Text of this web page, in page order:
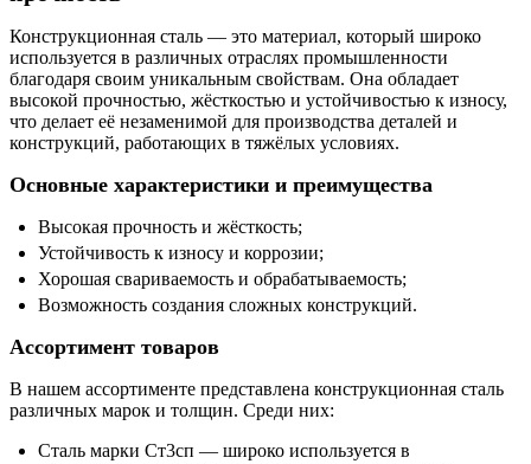
Конструкционная сталь — это материал, который широко
используется в различных отраслях промышленности
благодаря своим уникальным свойствам. Она обладает
высокой прочностью, жёсткостью и устойчивостью к износу,
что делает её незаменимой для производства деталей и
конструкций, работающих в тяжёлых условиях.
Основные характеристики и преимущества
Высокая прочность и жёсткость;
Устойчивость к износу и коррозии;
Хорошая свариваемость и обрабатываемость;
Возможность создания сложных конструкций.
Ассортимент товаров
В нашем ассортименте представлена конструкционная сталь
различных марок и толщин. Среди них:
Сталь марки Ст3сп — широко используется в